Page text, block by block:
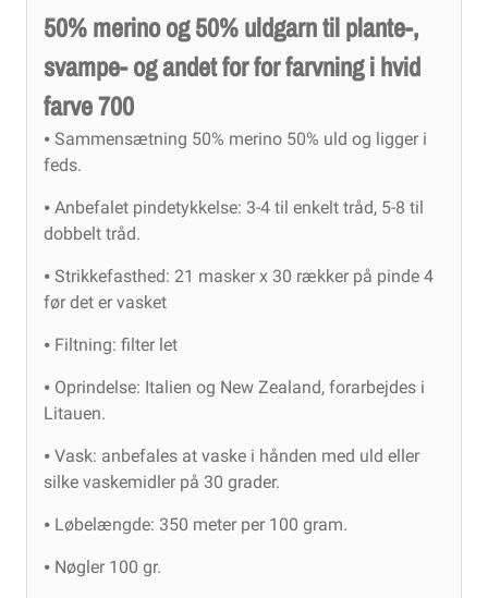
50% merino og 50% uldgarn til plante-,
svampe- og andet for for farvning i hvid
farve 700
⦁ Sammensætning 50% merino 50% uld og ligger i
feds.
⦁ Anbefalet pindetykkelse: 3-4 til enkelt tråd, 5-8 til
dobbelt tråd.
⦁ Strikkefasthed: 21 masker x 30 rækker på pinde 4
før det er vasket
⦁ Filtning: filter let
⦁ Oprindelse: Italien og New Zealand, forarbejdes i
Litauen.
⦁ Vask: anbefales at vaske i hånden med uld eller
silke vaskemidler på 30 grader.
⦁ Løbelængde: 350 meter per 100 gram.
⦁ Nøgler 100 gr.